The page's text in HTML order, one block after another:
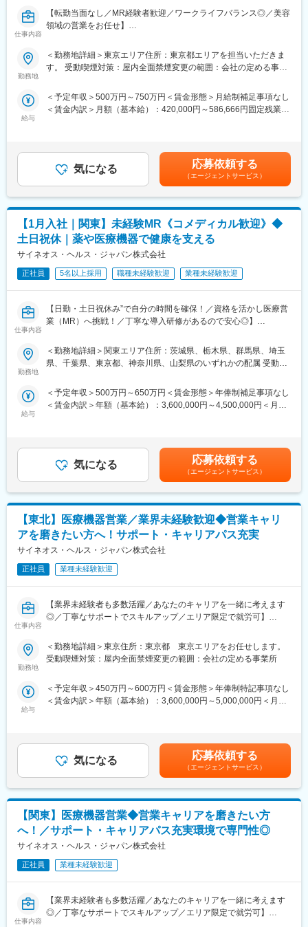
変更の範囲：会社の定める業務
【具体的な問い合わせ例】
・使用期限の確認
・効果・副作用について 等
※空いている時間は製品や疾患に関する勉強が出来ますので、最新
の知識に触れながら、日々情報をアップデートして頂ける環境で
（1）導入研修（配属前）
・一般的な薬学知識と電話応対スキルを中心に学びます。
・薬学に関する資料の読み方や、電話の取り方、声のトーン、話
（2）製品研修
・配属後は、担当する医薬品や疾患についての知識をしっかり学
びます。また、先輩社員を相手に問い合わせ対応の練習をし、よ
りスキルを磨いていきます。
・最初は、先輩社員が一緒に電話対応を聞いてくれるので、安心
して対応することができます。また、わからないことは、上司や
周りのメンバーが常にサポートしてくれるので、一人で抱えるこ
とはありません。
・残業時間：10h未満
・土日祝休み／年間休日125日
・産前産後休業取得率：100％（2024年度）
仕事内容
【転勤当面なし／MR経験者歓迎／ワークライフバランス◎／美容
領域の営業をお任せ】
【業務概要】
今回は、MR経験者の方を募集します。医療用医薬品ではなく、美
容外科領域の製剤を扱う営業担当です。
【業務内容】
各製薬企業の戦略に従い、顧客との信頼関係を築いていただきま
■既存品の市場拡大
■市場攻略 など
【魅力ポイント】
■勤務地固定・転勤なしも相談可能です。
■ワークライフバランスを整えやすい環境◎：
土日祝休み・完全週休2日で、お休みもしっかり取得いただけま
す。また女性も多く活躍しており、産休育休取得や復帰実績も非
常に高く、ライフイベントにも理解があるため、長期就業しやす
■キャリアパス：
経験を積んだ後のキャリアパスとしましては、「別のプロジェク
企業に正社員MRとして入社し、キャリアアップ」等、さまざまな
キャリアの選択肢が用意されています。
「MR導入研修」を入社後1週間～2ヶ月間は実施します。営業ス
キルや専門知識をMR育成経験の豊富なトレーナーから学び、基礎
プログラム」を現場に配属されてからも、試験の合格までしっか
りとサポートします。
変更の範囲：会社の定める業務
勤務地
＜勤務地詳細＞東京エリア住所：東京都エリアを担当いただきま
す。 受動喫煙対策：屋内全面禁煙変更の範囲：会社の定める事業
給与
＜予定年収＞500万円～750万円＜賃金形態＞月給制補足事項なし
＜賃金内訳＞月額（基本給）：420,000円～586,666円固定残業手
給与補足＞※給与詳細は経験・能力・資格等を踏まえて同社規定に
より決定■昇給：年1回賃金はあくまでも目安の金額であり、選考
を通じて上下する可能性があります。月給(月額)は固定手当を含め
た表記です。
気になる 応募依頼する
（エージェントサービス）
【1月入社｜関東】未経験MR《コメディカル歓迎》◆
土日祝休｜薬や医療機器で健康を支える
サイネオス・ヘルス・ジャパン株式会社
正社員 5名以上採用 職種未経験歓迎 業種未経験歓迎
仕事内容
【日勤・土日祝休み”で自分の時間を確保！／資格を活かし医療営
業（MR）へ挑戦！／丁寧な導入研修があるので安心◎】
《資格と想いがあれば活躍できる！》
「誰かのためになる仕事がしたい」「社会貢献につながる仕事を
したい」という想いがあればOK！当社には、臨床経験を活かして
ます。
これまでの経験を活かして新たなフィールドで活躍したい方を歓
■夜勤なし！日勤・土日祝休みで働き方改善・ワークライフバラン
スの両立が叶う！
■明確な評価制度あり！自身の成果や頑張りが客観的に評価され、
年収に反映されます。また、在籍年数が増えると永年勤続報奨金
や四半期一時金などの手当もアップします。つまり、やりがいや
努力がきちんと報われる報酬制度になっています。
《丁寧な研修・支援体制で成長を応援！》
入社後は2カ月間の研修制度がありますので、未経験の方も安心し
てご応募ください！同期社員と一緒に集中的に研修を行い、その
また、配属後も一人ひとりの知識とスキルレベルを上げるために
様々な研修をご用意しています。
《あなたの想いを実現する豊富なキャリアプランとサポート体
制！》
社部門（マネージャー、研修部門など）へのキャリアチェンジ」
など幅広いキャリアプランがあります。また、弊社のマネージャ
将来のキャリアに関してサポートをしていきます。
《職種に関して》
■MRとは主に医師や薬剤師等へ、担当製品の情報提供を行いま
す。担当施設の患者様に応じた情報提供や、担当製品の処方後の
情報収集を行います。
変更の範囲：会社の定める業務
勤務地
＜勤務地詳細＞関東エリア住所：茨城県、栃木県、群馬県、埼玉
県、千葉県、東京都、神奈川県、山梨県のいずれかの配属 受動喫
給与
＜予定年収＞500万円～650万円＜賃金形態＞年俸制補足事項なし
＜賃金内訳＞年額（基本給）：3,600,000円～4,500,000円＜月額
四半期一時金：10万円（四半期に1回、10万円程度支給）※ただし
支給条件有。他、永続勤務報奨金（3年勤務5万円支給、5年勤務
10万円…）ございます。賃金はあくまでも目安の金額であり、選
考を通じて上下する可能性があります。月給(月額)は固定手当を含
めた表記です。
気になる 応募依頼する
（エージェントサービス）
【東北】医療機器営業／業界未経験歓迎◆営業キャリ
アを磨きたい方へ！サポート・キャリアパス充実
サイネオス・ヘルス・ジャパン株式会社
正社員 業種未経験歓迎
仕事内容
【業界未経験者も多数活躍／あなたのキャリアを一緒に考えます
◎／丁寧なサポートでスキルアップ／エリア限定で就労可】
■業務内容
医療機器の営業担当者として、基幹病院などの医師や看護師など
医療従事者の方々と面談を行い、製品に関わる手技や情報提供な
・身につくスキル
専門家へ提案・交渉する力を磨けます。単に説明する力だけでな
■キャリアパス：
志向性や身につけたいスキルに応じて様々なキャリアパスがあり
ます。
・1つの領域（心臓外科や整形外科など）を極める
・複数のプロジェクトに参画して経験を広げる
・本社スタッフ（プロジェクトマネージャー、採用、研修担当）
にキャリアチェンジ
など、様々な可能性を探ることができるのが大きな魅力です。
能です！配属先メーカーからオファーを受けた場合は、メーカー
直雇用へ転籍するチャンスもあります。
勤務地
＜勤務地詳細＞東京住所：東京都 東京エリアをお任せします。
受動喫煙対策：屋内全面禁煙変更の範囲：会社の定める事業所
給与
＜予定年収＞450万円～600万円＜賃金形態＞年俸制特記事項なし
＜賃金内訳＞年額（基本給）：3,600,000円～5,000,000円＜月額
する可能性があります。月給(月額)は固定手当を含めた表記です。
気になる 応募依頼する
（エージェントサービス）
【関東】医療機器営業◆営業キャリアを磨きたい方
へ！／サポート・キャリアパス充実環境で専門性◎
サイネオス・ヘルス・ジャパン株式会社
正社員 業種未経験歓迎
仕事内容
【業界未経験者も多数活躍／あなたのキャリアを一緒に考えます
◎／丁寧なサポートでスキルアップ／エリア限定で就労可】